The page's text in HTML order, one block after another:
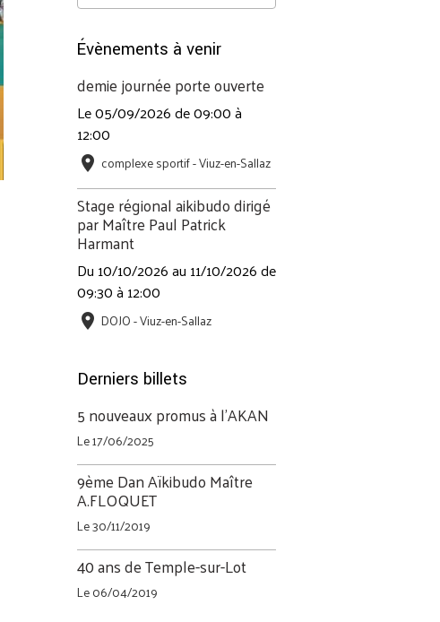
Évènements à venir
demie journée porte ouverte
Le 05/09/2026de 09:00à
12:00
complexe sportif - Viuz-en-Sallaz
Stage régional aikibudo dirigé
par Maître Paul Patrick
Harmant
Du 10/10/2026au 11/10/2026de
09:30à 12:00
DOJO - Viuz-en-Sallaz
Derniers billets
5 nouveaux promus à l'AKAN
Le 17/06/2025
9ème Dan Aïkibudo Maître
A.FLOQUET
Le 30/11/2019
40 ans de Temple-sur-Lot
Le 06/04/2019